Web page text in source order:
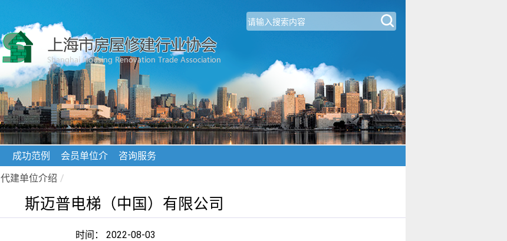
成功范例
会员单位介
咨询服务
代建单位介绍 /
斯迈普电梯（中国）有限公司
时间： 2022-08-03